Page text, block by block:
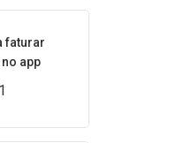
faturar
app